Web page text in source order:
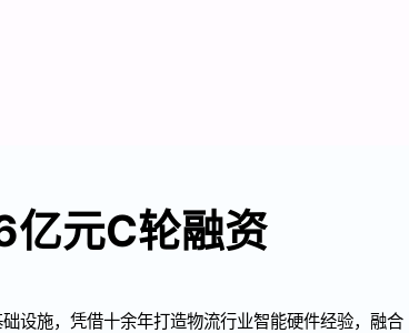
亿元C轮融资
设施，凭借十余年打造物流行业智能硬件经验，融合